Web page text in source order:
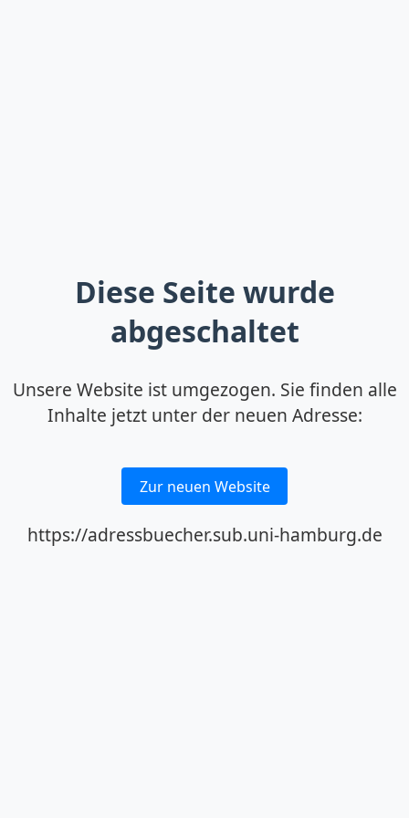
Diese Seite wurde
abgeschaltet
Unsere Website ist umgezogen. Sie finden alle
Inhalte jetzt unter der neuen Adresse:
Zur neuen Website
https://adressbuecher.sub.uni-hamburg.de